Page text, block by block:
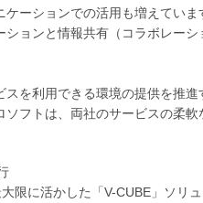
ーションでの活用も増えてい
ョンと情報共有（コラボレー
を利用できる環境の提供を推
フトは、両社のサービスの柔軟
限に活かした「V-CUBE」ソリ